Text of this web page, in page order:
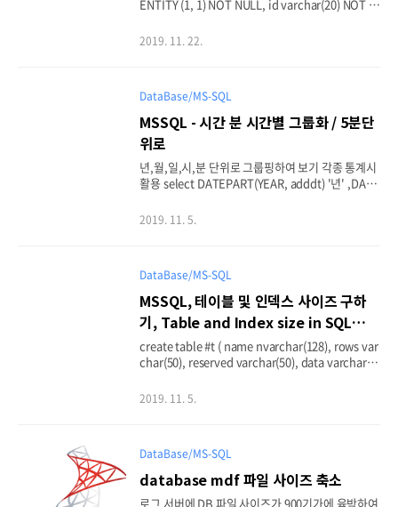
ENTITY (1, 1) NOT NULL, id varchar(20) NOT N
(1,'abc') IDENTITY_INSERT가 OFF로 설정되면
DENTITY_INSERT ON 처리 후 실행 시 가능해짐
반드시 INSERT 후에 OFF 처리 해야 이후 문제가 안
생김 SET IDENTITY_INSERT dbo.[테이블명] ON
insert into dbo.[테이블명] (seq,id) value..
2019. 11. 22.
DataBase/MS-SQL
MSSQL - 시간 분 시간별 그룹화 / 5분단
위로
년,월,일,시,분 단위로 그룹핑하여 보기 각종 통계시
활용 select DATEPART(YEAR, adddt) '년' ,DATE
ddt) '일' ,DATEPART(HOUR, adddt) '시' -- ,(DA
EPART(DAY, adddt) ,DATEPART(HOUR, adddt)
--,(DATEPART(MINUTE, adddt) / 10) order by
1,2,3,4 select TIMEFROMPARTS( DATEPART
(H..
2019. 11. 5.
DataBase/MS-SQL
MSSQL, 테이블 및 인덱스 사이즈 구하
기, Table and Index size in SQL
Server
create table #t ( name nvarchar(128), rows var
char(50), reserved varchar(50), data varchar(5
) declare @id nvarchar(128) declare c cursor f
n c fetch c into @id while @@fetch_status = 0
begin insert into #t exec sp_sp..
2019. 11. 5.
DataBase/MS-SQL
database mdf 파일 사이즈 축소
로그 서버에 DB 파일 사이즈가 900기가에 육박하여